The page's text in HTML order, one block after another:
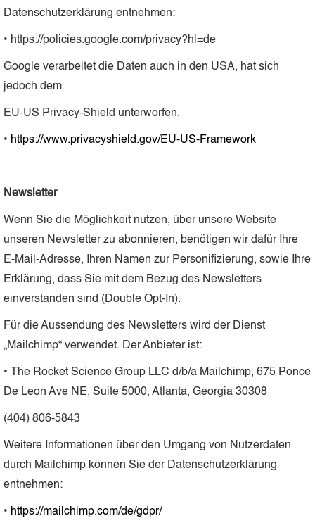
Datenschutzerklärung entnehmen:
• https://policies.google.com/privacy?hl=de
Google verarbeitet die Daten auch in den USA, hat sich
jedoch dem
EU-US Privacy-Shield unterworfen.
• https://www.privacyshield.gov/EU-US-Framework
Newsletter
Wenn Sie die Möglichkeit nutzen, über unsere Website
unseren Newsletter zu abonnieren, benötigen wir dafür Ihre
E-Mail-Adresse, Ihren Namen zur Personifizierung, sowie Ihre
Erklärung, dass Sie mit dem Bezug des Newsletters
einverstanden sind (Double Opt-In).
Für die Aussendung des Newsletters wird der Dienst
„Mailchimp“ verwendet. Der Anbieter ist:
• The Rocket Science Group LLC d/b/a Mailchimp, 675 Ponce
De Leon Ave NE, Suite 5000, Atlanta, Georgia 30308
(404) 806-5843
Weitere Informationen über den Umgang von Nutzerdaten
durch Mailchimp können Sie der Datenschutzerklärung
entnehmen:
• https://mailchimp.com/de/gdpr/